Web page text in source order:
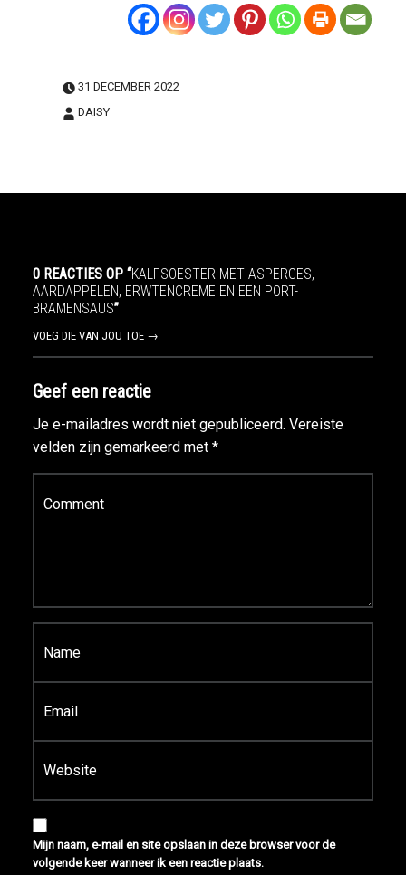
31 DECEMBER 2022
DAISY
0 REACTIES OP “KALFSOESTER MET ASPERGES,
AARDAPPELEN, ERWTENCREME EN EEN PORT-
BRAMENSAUS”
VOEG DIE VAN JOU TOE →
Geef een reactie
Je e-mailadres wordt niet gepubliceerd. Vereiste
velden zijn gemarkeerd met *
Reactie
Naam
*
E-mail*
Site
Mijn naam, e-mail en site opslaan in deze browser voor de
volgende keer wanneer ik een reactie plaats.